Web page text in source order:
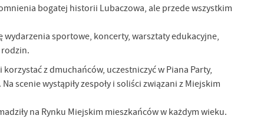
bogatej historii Lubaczowa, ale przede wszystkim
wydarzenia sportowe, koncerty, warsztaty edukacyjne,
z dmuchańców, uczestniczyć w Piana Party,
scenie wystąpiły zespoły i soliści związani z Miejskim
na Rynku Miejskim mieszkańców w każdym wieku.